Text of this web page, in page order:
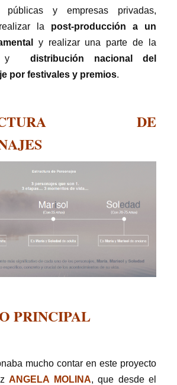
públicas y empresas privadas,
la post-producción a un
y realizar una parte de la
y distribución nacional del
por festivales y premios.
DE
PRINCIPAL
mucho contar en este proyecto
ANGELA MOLINA, que desde el